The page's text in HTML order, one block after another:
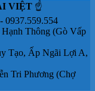
VIỆT ☝️
0937.559.554
Thông (Gò Vấp
Tạo, Ấp Ngãi Lợi A,
Tri Phương (Chợ